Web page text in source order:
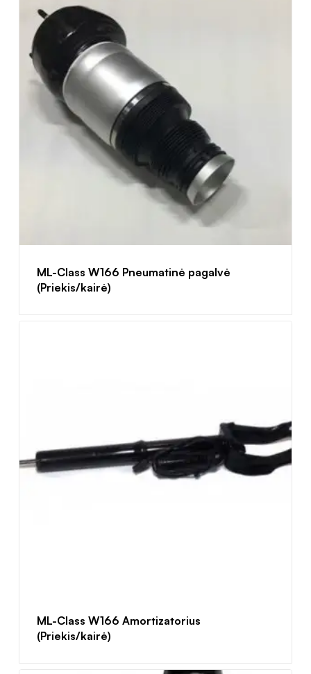
ML-Class W166 Pneumatinė pagalvė
(Priekis/kairė)
ML-Class W166 Amortizatorius
(Priekis/kairė)